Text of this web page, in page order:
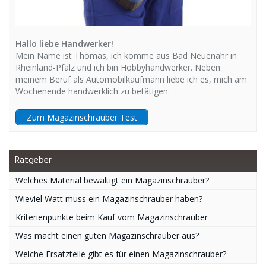
Hallo liebe Handwerker!
Mein Name ist Thomas, ich komme aus Bad Neuenahr in
Rheinland-Pfalz und ich bin Hobbyhandwerker. Neben
meinem Beruf als Automobilkaufmann liebe ich es, mich am
Wochenende handwerklich zu betätigen.
Zum Magazinschrauber Test
Ratgeber
Welches Material bewältigt ein Magazinschrauber?
Wieviel Watt muss ein Magazinschrauber haben?
Kriterienpunkte beim Kauf vom Magazinschrauber
Was macht einen guten Magazinschrauber aus?
Welche Ersatzteile gibt es für einen Magazinschrauber?